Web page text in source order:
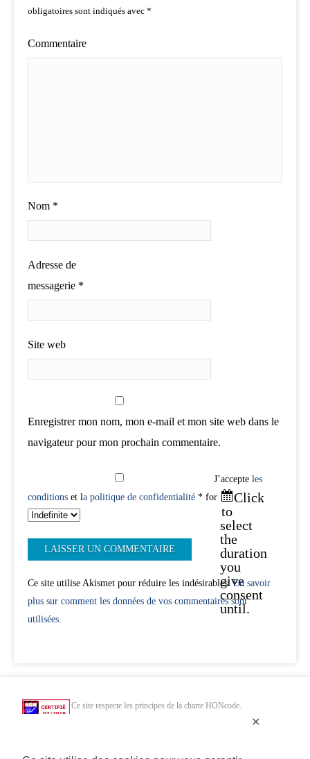
✕
obligatoires sont indiqués avec *
Commentaire
Nom *
Adresse de
messagerie *
Site web
Enregistrer mon nom, mon e-mail et mon site web dans le
navigateur pour mon prochain commentaire.
J’accepte les
conditions et la politique de confidentialité * for
Click
to
select
the
duration
you
give
consent
until.
Ce site utilise Akismet pour réduire les indésirables.En savoir
plus sur comment les données de vos commentaires sont
utilisées
Ce site respecte les principes de la charte HONcode.